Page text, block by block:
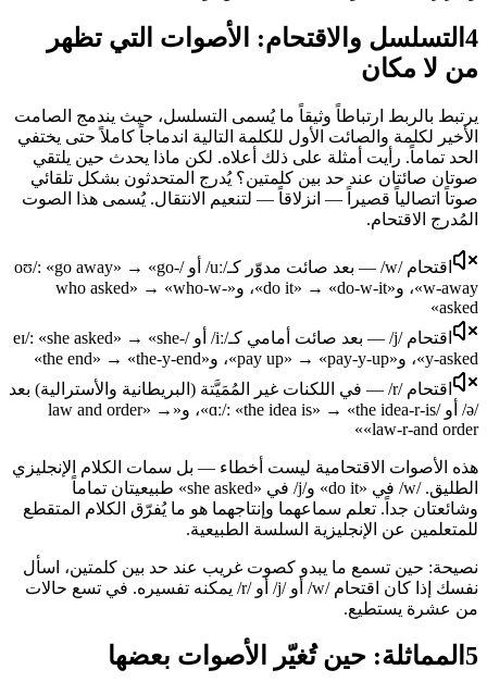
4 التسلسل والاقتحام: الأصوات التي تظهر
من لا مكان
يرتبط بالربط ارتباطاً وثيقاً ما يُسمى التسلسل، حيث يندمج الصامت
الأخير لكلمة والصائت الأول للكلمة التالية اندماجاً كاملاً حتى يختفي
الحد تماماً. رأيت أمثلة على ذلك أعلاه. لكن ماذا يحدث حين يلتقي
صوتان صائتان عند حد بين كلمتين؟ يُدرج المتحدثون بشكل تلقائي
صوتاً اتصالياً قصيراً — انزلاقاً — لتنعيم الانتقال. يُسمى هذا الصوت
المُدرج الاقتحام.
اقتحام /w/ — بعد صائت مدوّر كـ/uː/ أو /oʊ/: «go away» → «go-
w-away»، و«do it» → «do-w-it»، و«who asked» → «who-w-
asked»
اقتحام /j/ — بعد صائت أمامي كـ/iː/ أو /eɪ/: «she asked» → «she-
y-asked»، و«pay up» → «pay-y-up»، و«the end» → «the-y-end»
اقتحام /r/ — في اللكنات غير المُمَيَّتة (البريطانية والأسترالية) بعد
/ə/ أو /ɑː/: «the idea is» → «the idea-r-is»، و«law and order» →
«law-r-and order»
هذه الأصوات الاقتحامية ليست أخطاء — بل سمات الكلام الإنجليزي
الطليق. /w/ في «do it» و/j/ في «she asked» طبيعيتان تماماً
وشائعتان جداً. تعلم سماعهما وإنتاجهما هو ما يُفرّق الكلام المتقطع
للمتعلمين عن الإنجليزية السلسة الطبيعية.
نصيحة: حين تسمع ما يبدو كصوت غريب عند حد بين كلمتين، اسأل
نفسك إذا كان اقتحام /w/ أو /j/ أو /r/ يمكنه تفسيره. في تسع حالات
من عشرة يستطيع.
5 المماثلة: حين تُغيّر الأصوات بعضها